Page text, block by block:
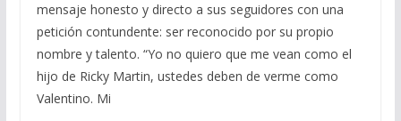
mensaje honesto y directo a sus seguidores con una
petición contundente: ser reconocido por su propio
nombre y talento. “Yo no quiero que me vean como el
hijo de Ricky Martin, ustedes deben de verme como
Valentino. Mi